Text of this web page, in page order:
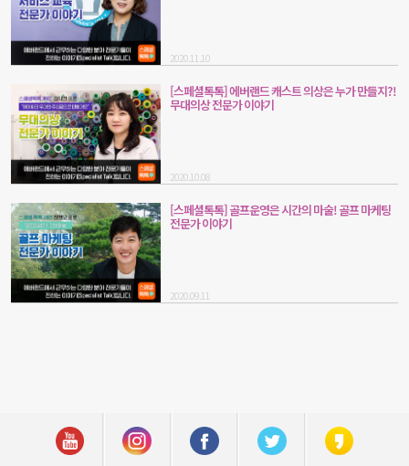
2020.11.10
[스페셜톡톡] 에버랜드 캐스트 의상은 누가 만들지?!
무대의상 전문가 이야기
2020.10.08
[스페셜톡톡] 골프운영은 시간의 마술! 골프 마케팅
전문가 이야기
2020.09.11